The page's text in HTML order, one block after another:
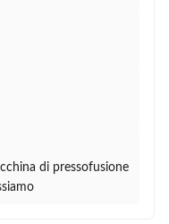
di pressofusione